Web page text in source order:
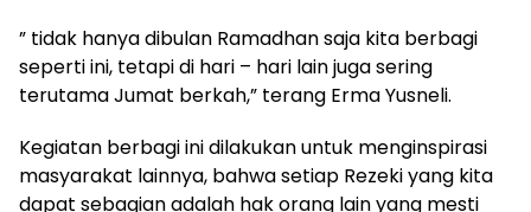
” tidak hanya dibulan Ramadhan saja kita berbagi
seperti ini, tetapi di hari – hari lain juga sering
terutama Jumat berkah,” terang Erma Yusneli.
Kegiatan berbagi ini dilakukan untuk menginspirasi
masyarakat lainnya, bahwa setiap Rezeki yang kita
dapat sebagian adalah hak orang lain yang mesti